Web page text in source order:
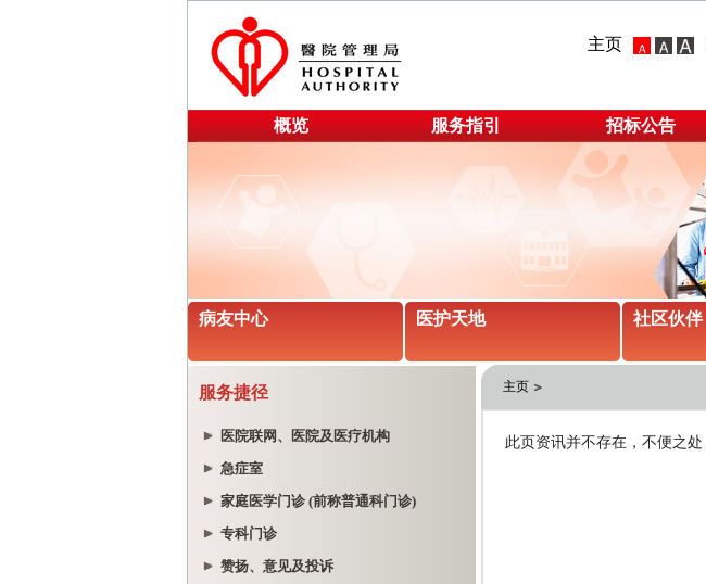
主页
概览 服务指引 招标公告
病友中心 医护天地 社区伙伴
服务捷径
医院联网、医院及医疗机构
急症室
家庭医学门诊 (前称普通科门诊)
专科门诊
赞扬、意见及投诉
主页